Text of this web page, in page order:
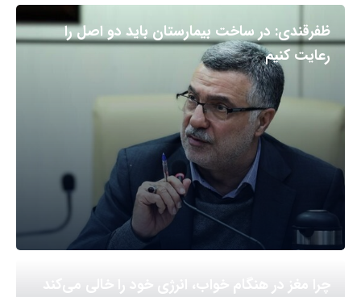
ظفرقندی: در ساخت بیمارستان باید دو اصل را
رعایت کنیم
چرا مغز در هنگام خواب، انرژی خود را خالی می‌کند